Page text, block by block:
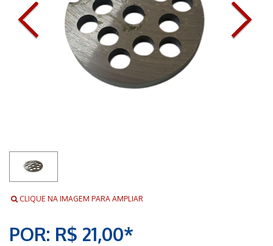
ASSISTÊNCIA TÉCNICA
CONTATO
CLIQUE NA IMAGEM PARA AMPLIAR
POR: R$ 21,00*